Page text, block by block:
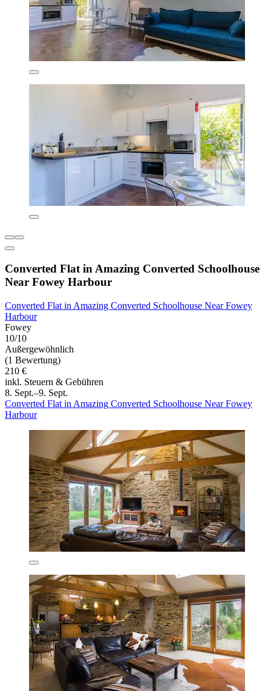
Converted Flat in Amazing Converted Schoolhouse
Near Fowey Harbour
Converted Flat in Amazing Converted Schoolhouse Near Fowey
Harbour
Fowey
10/10
Außergewöhnlich
(1 Bewertung)
210 €
inkl. Steuern & Gebühren
8. Sept.–9. Sept.
Converted Flat in Amazing Converted Schoolhouse Near Fowey
Harbour